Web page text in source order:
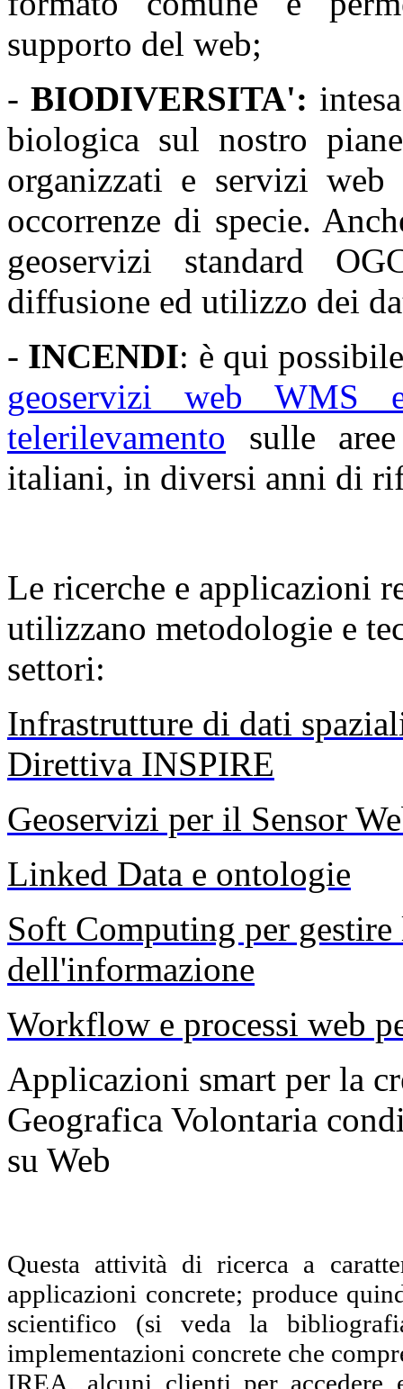
supporto del web;
- BIODIVERSITA':
biologica sul nostro
organizzati e servizi
occorrenze di specie.
geoservizi standard
diffusione ed utilizzo dei
- INCENDI: è qui
geoservizi web WMS
telerilevamento sulle
italiani, in diversi anni di
Le ricerche e applicazioni
utilizzano metodologie e
settori:
Infrastrutture di dati
Direttiva INSPIRE
Geoservizi per il Sensor
Linked Data e ontologie
Soft Computing per
dell'informazione
Workflow e processi web
Applicazioni smart per la
Geografica Volontaria
su Web
Questa attività di ricerca a
applicazioni concrete; produce
scientifico (si veda la
implementazioni concrete che
IREA, alcuni clienti per